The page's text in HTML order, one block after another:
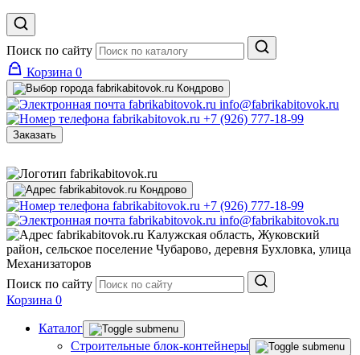
Поиск по сайту
Корзина 0
Кондрово
info@fabrikabitovok.ru
+7 (926) 777-18-99
Заказать
Кондрово
+7 (926) 777-18-99
info@fabrikabitovok.ru
Калужская область, Жуковский
район, сельское поселение Чубарово, деревня Бухловка, улица
Механизаторов
Поиск по сайту
Корзина 0
Каталог
Строительные блок-контейнеры